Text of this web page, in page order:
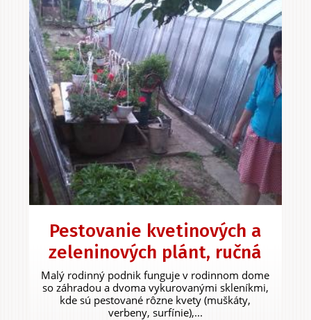
Do záhrady a sadu
Služby
Zážitky
a agroturistika
Pestovanie kvetinových a
zeleninových plánt, ručná
Malý rodinný podnik funguje v rodinnom dome
so záhradou a dvoma vykurovanými skleníkmi,
kde sú pestované rôzne kvety (muškáty,
verbeny, surfínie),...